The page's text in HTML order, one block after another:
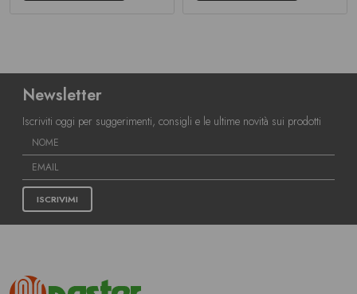
Newsletter
Iscriviti oggi per suggerimenti, consigli e le ultime novità sui prodotti
ISCRIVIMI